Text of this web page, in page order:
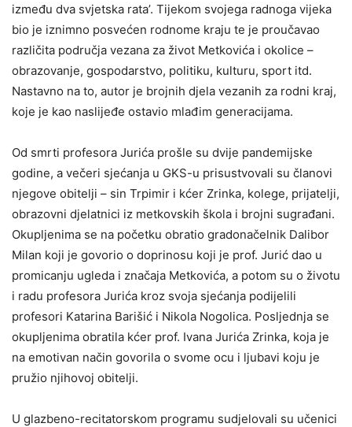
između dva svjetska rata’. Tijekom svojega radnoga vijeka
bio je iznimno posvećen rodnome kraju te je proučavao
različita područja vezana za život Metkovića i okolice –
obrazovanje, gospodarstvo, politiku, kulturu, sport itd.
Nastavno na to, autor je brojnih djela vezanih za rodni kraj,
koje je kao naslijeđe ostavio mlađim generacijama.
Od smrti profesora Jurića prošle su dvije pandemijske
godine, a večeri sjećanja u GKS-u prisustvovali su članovi
njegove obitelji – sin Trpimir i kćer Zrinka, kolege, prijatelji,
obrazovni djelatnici iz metkovskih škola i brojni sugrađani.
Okupljenima se na početku obratio gradonačelnik Dalibor
Milan koji je govorio o doprinosu koji je prof. Jurić dao u
promicanju ugleda i značaja Metkovića, a potom su o životu
i radu profesora Jurića kroz svoja sjećanja podijelili
profesori Katarina Barišić i Nikola Nogolica. Posljednja se
okupljenima obratila kćer prof. Ivana Jurića Zrinka, koja je
na emotivan način govorila o svome ocu i ljubavi koju je
pružio njihovoj obitelji.
U glazbeno-recitatorskom programu sudjelovali su učenici